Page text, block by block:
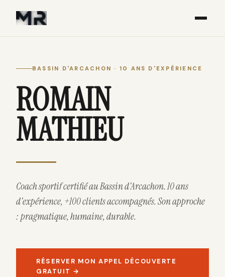
BASSIN D'ARCACHON · 10 ANS D'EXPÉRIENCE
ROMAIN
MATHIEU
Coach sportif certifié au Bassin d'Arcachon. 10 ans
d'expérience, +100 clients accompagnés. Son approche
: pragmatique, humaine, durable.
RÉSERVER MON APPEL DÉCOUVERTE
GRATUIT →